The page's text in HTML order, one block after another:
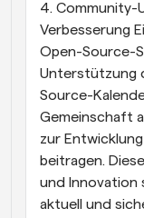
4. Community-
Verbesserung
Open-Source-
Unterstützung
Source-
Gemeinschaft
zur
beitragen.
und Innovation
aktuell und